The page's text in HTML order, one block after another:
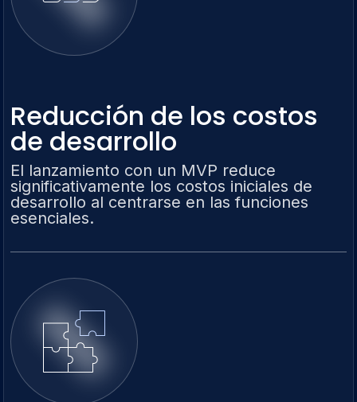
Reducción de los costos
de desarrollo
El lanzamiento con un MVP reduce
significativamente los costos iniciales de
desarrollo al centrarse en las funciones
esenciales.